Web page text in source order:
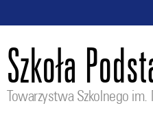
Szkoła
Towarzystwa Szkolnego im.